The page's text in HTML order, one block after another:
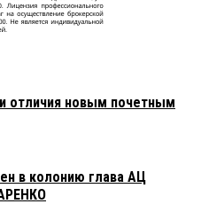
отличия новым почетным
в колонию глава АЦ